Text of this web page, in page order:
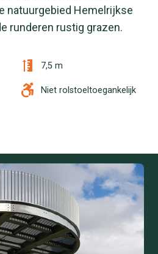
natuurgebied Hemelrijkse
runderen rustig grazen.
7,5 m
Niet rolstoeltoegankelijk